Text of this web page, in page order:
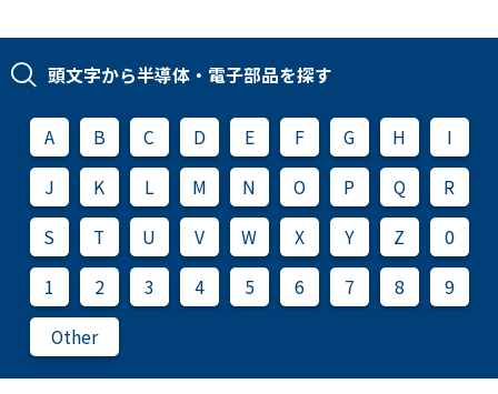
頭文字から半導体・電子部品を探す
A B C D E F G H
I
J
K L M N O P Q
R
S
T U V W X Y Z
0
1
2 3 4 5 6 7 8
9
Other